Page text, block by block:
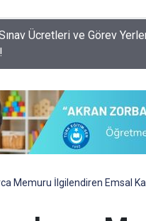
Devamsızlık Sınırını
Memuru İlgilendiren Emsal